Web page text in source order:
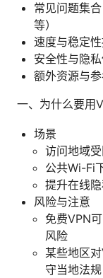
常见问题集
等）
速度与稳定
安全性与隐
额外资源与
一、为什么要用
场景
访问地域
公共Wi-Fi
提升在线
风险与注意
免费VPN
风险
某些地区
守当地法规